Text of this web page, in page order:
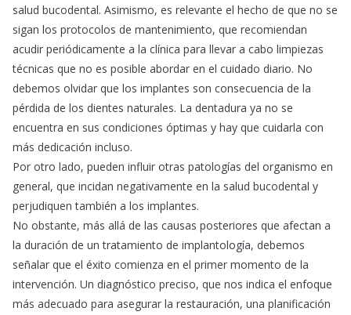
salud bucodental. Asimismo, es relevante el hecho de que no se
sigan los protocolos de mantenimiento, que recomiendan
acudir periódicamente a la clínica para llevar a cabo limpiezas
técnicas que no es posible abordar en el cuidado diario. No
debemos olvidar que los implantes son consecuencia de la
pérdida de los dientes naturales. La dentadura ya no se
encuentra en sus condiciones óptimas y hay que cuidarla con
más dedicación incluso.
Por otro lado, pueden influir otras patologías del organismo en
general, que incidan negativamente en la salud bucodental y
perjudiquen también a los implantes.
No obstante, más allá de las causas posteriores que afectan a
la duración de un tratamiento de implantología, debemos
señalar que el éxito comienza en el primer momento de la
intervención. Un diagnóstico preciso, que nos indica el enfoque
más adecuado para asegurar la restauración, una planificación